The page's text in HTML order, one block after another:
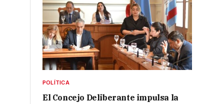
POLÍTICA
El Concejo Deliberante impulsa la